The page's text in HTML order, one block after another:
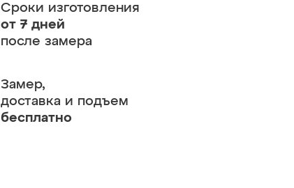
Сроки изготовления
от 7 дней
после замера
Замер,
доставка и подъем
бесплатно